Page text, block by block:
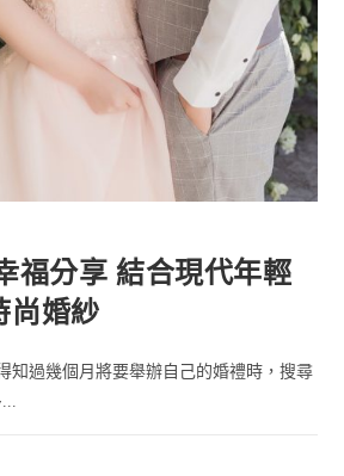
福分享 結合現代年輕
尚婚紗
知過幾個月將要舉辦自己的婚禮時，搜尋